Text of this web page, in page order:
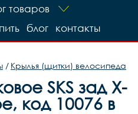
товаров
контакты
блог
/ Крылья (щитки) велосипеда
SKS зад X-
код 10076 в